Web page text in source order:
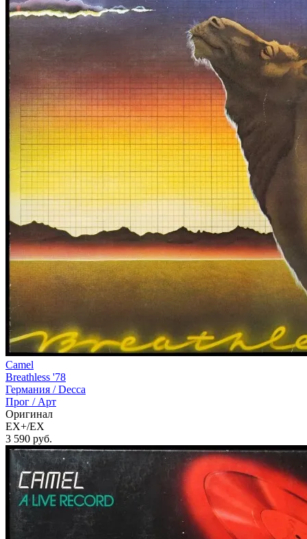
Camel
Breathless '78
Германия /Decca
Прог / Арт
Оригинал
EX+/EX
3 590 руб.